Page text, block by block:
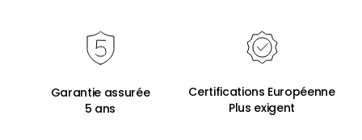
Garantie assurée
5 ans
Certifications Européenne
Plus exigent